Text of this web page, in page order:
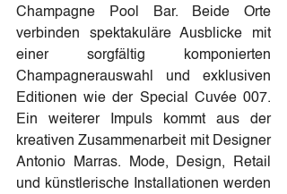
Champagne Pool Bar. Beide Orte
verbinden spektakuläre Ausblicke mit
einer sorgfältig komponierten
Champagnerauswahl und exklusiven
Editionen wie der Special Cuvée 007.
Ein weiterer Impuls kommt aus der
kreativen Zusammenarbeit mit Designer
Antonio Marras. Mode, Design, Retail
und künstlerische Installationen werden